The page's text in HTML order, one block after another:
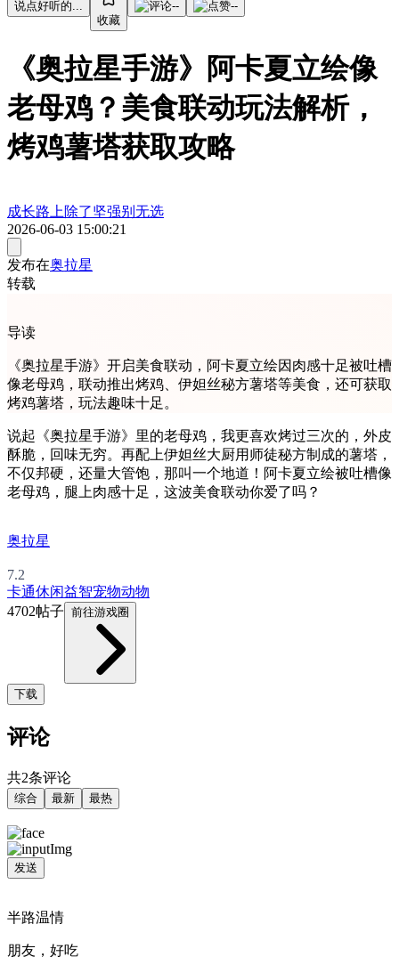
说点好听的...
收藏
-- --
《奥拉星手游》阿卡夏立绘像
老母鸡？美食联动玩法解析，
烤鸡薯塔获取攻略
成长路上除了坚强别无选
2026-06-03 15:00:21
发布在奥拉星
转载
导读
《奥拉星手游》开启美食联动，阿卡夏立绘因肉感十足被吐槽
像老母鸡，联动推出烤鸡、伊妲丝秘方薯塔等美食，还可获取
烤鸡薯塔，玩法趣味十足。
说起《奥拉星手游》里的老母鸡，我更喜欢烤过三次的，外皮
酥脆，回味无穷。再配上伊妲丝大厨用师徒秘方制成的薯塔，
不仅邦硬，还量大管饱，那叫一个地道！阿卡夏立绘被吐槽像
老母鸡，腿上肉感十足，这波美食联动你爱了吗？
奥拉星
7.2
卡通休闲益智宠物动物
4702帖子 前往游戏圈
下载
评论
共2条评论
综合 最新 最热
发送
半路温情
朋友，好吃